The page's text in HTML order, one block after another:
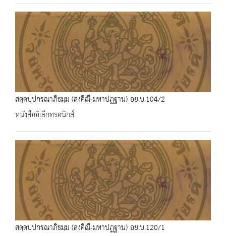
สตฺตปฺปกรณาภิธมฺม (สงฺคิณี-มหาปฎฐาน) อย.บ.104/2
หนังสืออิเล็กทรอนิกส์
สตฺตปฺปกรณาภิธมฺม (สงฺคิณี-มหาปฎฐาน) อย.บ.120/1